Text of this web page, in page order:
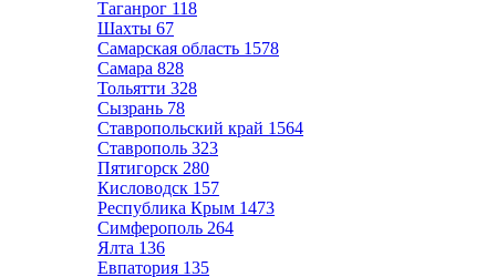
Таганрог 118
Шахты 67
Самарская область 1578
Самара 828
Тольятти 328
Сызрань 78
Ставропольский край 1564
Ставрополь 323
Пятигорск 280
Кисловодск 157
Республика Крым 1473
Симферополь 264
Ялта 136
Евпатория 135